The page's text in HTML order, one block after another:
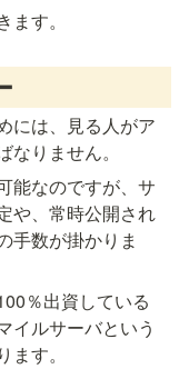
す。
には、見る人がア
りません。
能なのですが、サ
や、常時公開され
手数が掛かりま
％出資している
イルサーバという
す。